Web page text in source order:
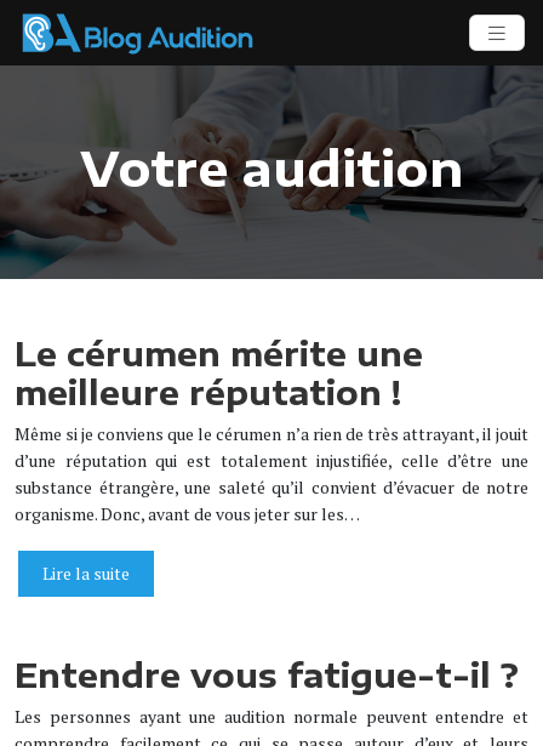
Votre audition
Le cérumen mérite une
meilleure réputation !
Même si je conviens que le cérumen n’a rien de très attrayant, il jouit
d’une réputation qui est totalement injustifiée, celle d’être une
substance étrangère, une saleté qu’il convient d’évacuer de notre
organisme. Donc, avant de vous jeter sur les…
Lire la suite
Entendre vous fatigue-t-il ?
Les personnes ayant une audition normale peuvent entendre et